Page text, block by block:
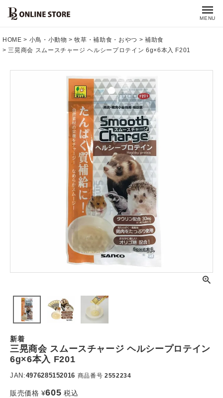
MENU
HOME 小鳥・小動物 牧草・補助食・おやつ
補助食
三晃商会 スムースチャージ ヘルシープロテイン 6g×6本入 F201
新着
三晃商会 スムースチャージ ヘルシープロテイン
6g×6本入 F201
JAN:4976285152016 商品番号 2552234
販売価格 ¥605 税込